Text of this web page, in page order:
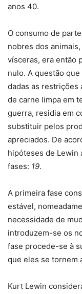
anos 40.
O consumo de
nobres dos
vísceras, era então
nulo. A questão que
dadas as restrições
de carne limpa em
guerra, residia em
substituir pelos
apreciados. De
hipóteses de Lewin
fases: 19.
A primeira fase
estável,
necessidade de
introduzem-se os
fase procede-se à
que eles se tornem
Kurt Lewin